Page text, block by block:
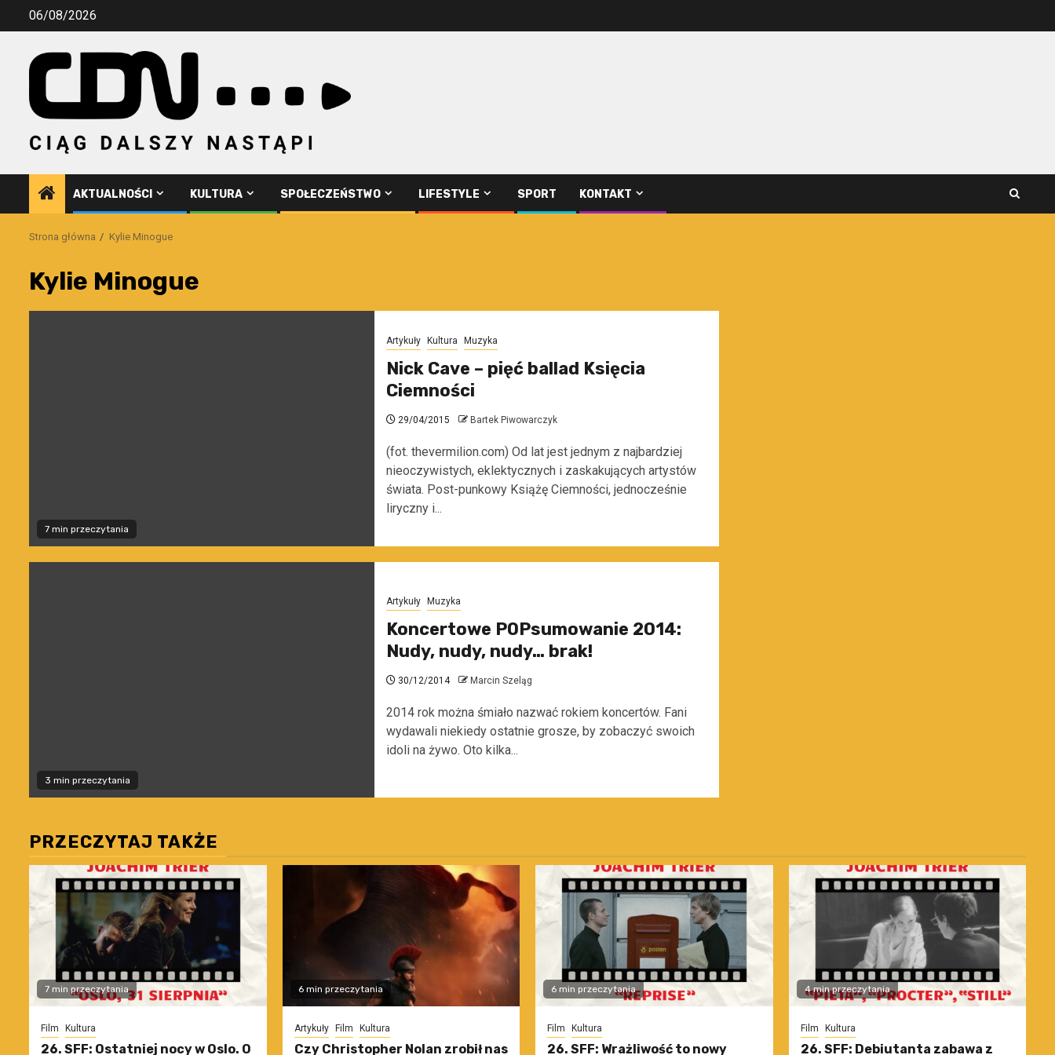
Przejdź06/08/2026
AKTUALNOŚCI KULTURA SPOŁECZEŃSTWO LIFESTYLE SPORT KONTAKT
Strona główna Kylie Minogue
Kylie Minogue
7 min przeczytania
Artykuły Kultura Muzyka
Nick Cave – pięć ballad Księcia
Ciemności
29/04/2015 Bartek Piwowarczyk
(fot. thevermilion.com) Od lat jest jednym z najbardziej
nieoczywistych, eklektycznych i zaskakujących artystów
świata. Post-punkowy Książę Ciemności, jednocześnie
liryczny i...
3 min przeczytania
Artykuły Muzyka
Koncertowe POPsumowanie 2014:
Nudy, nudy, nudy… brak!
30/12/2014 Marcin Szeląg
2014 rok można śmiało nazwać rokiem koncertów. Fani
wydawali niekiedy ostatnie grosze, by zobaczyć swoich
idoli na żywo. Oto kilka...
PRZECZYTAJ TAKŻE
7 min przeczytania
Film Kultura
26. SFF: Ostatniej nocy w Oslo. O
6 min przeczytania
Artykuły Film Kultura
Czy Christopher Nolan zrobił nas
6 min przeczytania
Film Kultura
26. SFF: Wrażliwość to nowy
4 min przeczytania
Film Kultura
26. SFF: Debiutanta zabawa z